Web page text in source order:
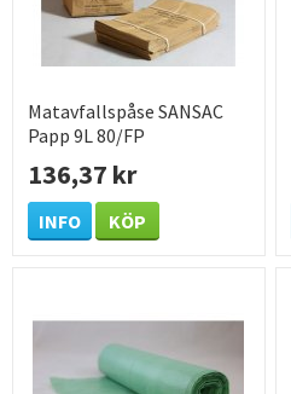
Matavfallspåse SANSAC
Papp 9L 80/FP
136,37 kr
INFO KÖP